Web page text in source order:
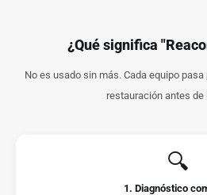
¿Qué significa
No es usado sin más. Cada equipo
restauración antes de
🔍
1. Diagnóstico